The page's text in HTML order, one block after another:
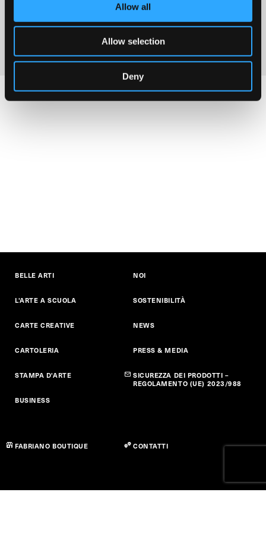
Allow all
Allow selection
Deny
BELLE ARTI
L'ARTE A SCUOLA
CARTE CREATIVE
CARTOLERIA
STAMPA D'ARTE
BUSINESS
NOI
SOSTENIBILITÀ
NEWS
PRESS & MEDIA
SICUREZZA DEI PRODOTTI –
REGOLAMENTO (UE) 2023/988
FABRIANO BOUTIQUE CONTATTI